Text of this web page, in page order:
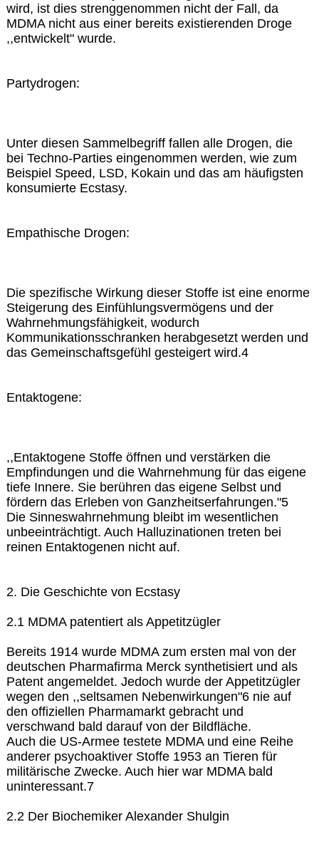
wird, ist dies strenggenommen nicht der Fall, da
MDMA nicht aus einer bereits existierenden Droge
,,entwickelt" wurde.
Partydrogen:
Unter diesen Sammelbegriff fallen alle Drogen, die
bei Techno-Parties eingenommen werden, wie zum
Beispiel Speed, LSD, Kokain und das am häufigsten
konsumierte Ecstasy.
Empathische Drogen:
Die spezifische Wirkung dieser Stoffe ist eine enorme
Steigerung des Einfühlungsvermögens und der
Wahrnehmungsfähigkeit, wodurch
Kommunikationsschranken herabgesetzt werden und
das Gemeinschaftsgefühl gesteigert wird.4
Entaktogene:
,,Entaktogene Stoffe öffnen und verstärken die
Empfindungen und die Wahrnehmung für das eigene
tiefe Innere. Sie berühren das eigene Selbst und
fördern das Erleben von Ganzheitserfahrungen."5
Die Sinneswahrnehmung bleibt im wesentlichen
unbeeinträchtigt. Auch Halluzinationen treten bei
reinen Entaktogenen nicht auf.
2. Die Geschichte von Ecstasy
2.1 MDMA patentiert als Appetitzügler
Bereits 1914 wurde MDMA zum ersten mal von der
deutschen Pharmafirma Merck synthetisiert und als
Patent angemeldet. Jedoch wurde der Appetitzügler
wegen den ,,seltsamen Nebenwirkungen"6 nie auf
den offiziellen Pharmamarkt gebracht und
verschwand bald darauf von der Bildfläche.
Auch die US-Armee testete MDMA und eine Reihe
anderer psychoaktiver Stoffe 1953 an Tieren für
militärische Zwecke. Auch hier war MDMA bald
uninteressant.7
2.2 Der Biochemiker Alexander Shulgin